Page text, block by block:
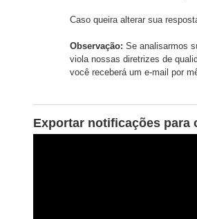
Caso queira alterar sua
Observação: Se analisarmos
viola nossas diretrizes de
você receberá um e-mail por
Exportar notificações para